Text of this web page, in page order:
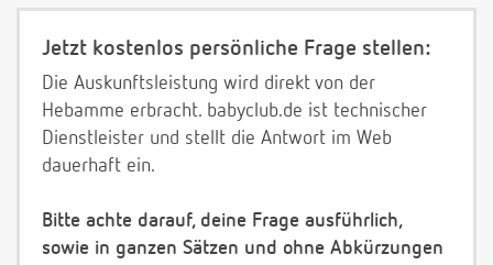
Jetzt kostenlos persönliche Frage stellen:
Die Auskunftsleistung wird direkt von der
Hebamme erbracht. babyclub.de ist technischer
Dienstleister und stellt die Antwort im Web
dauerhaft ein.
Bitte achte darauf, deine Frage ausführlich,
sowie in ganzen Sätzen und ohne Abkürzungen